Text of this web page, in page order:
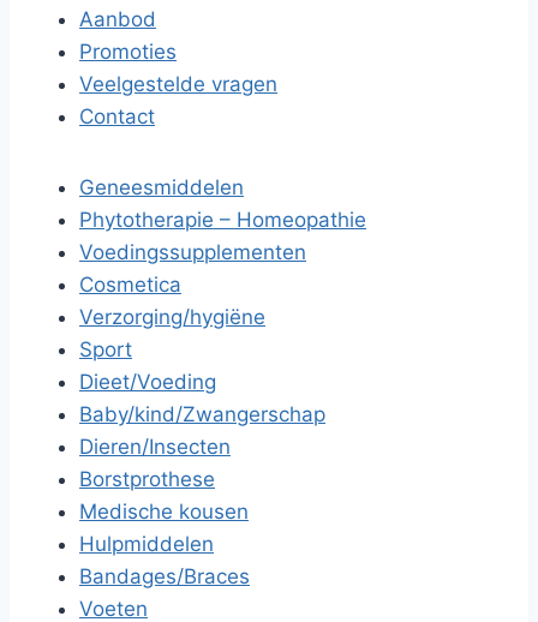
Aanbod
Promoties
Veelgestelde vragen
Contact
Geneesmiddelen
Phytotherapie – Homeopathie
Voedingssupplementen
Cosmetica
Verzorging/hygiëne
Sport
Dieet/Voeding
Baby/kind/Zwangerschap
Dieren/Insecten
Borstprothese
Medische kousen
Hulpmiddelen
Bandages/Braces
Voeten